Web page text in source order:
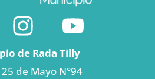
de Rada Tilly
de Mayo N°94